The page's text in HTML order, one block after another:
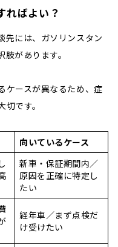
ればよい？
先には、ガソリンスタン
があります。
ケースが異なるため、症
です。
向いているケース
新車・保証期間内／
原因を正確に特定し
たい
経年車／まず点検だ
け受けたい